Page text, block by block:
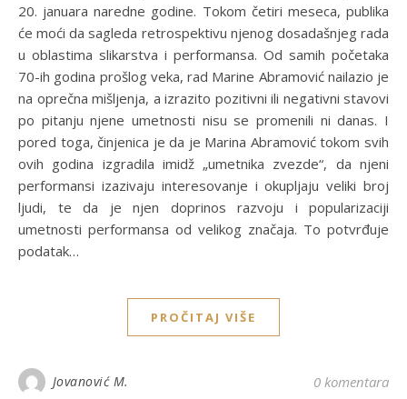
20. januara naredne godine. Tokom četiri meseca, publika
će moći da sagleda retrospektivu njenog dosadašnjeg rada
u oblastima slikarstva i performansa. Od samih početaka
70-ih godina prošlog veka, rad Marine Abramović nailazio je
na oprečna mišljenja, a izrazito pozitivni ili negativni stavovi
po pitanju njene umetnosti nisu se promenili ni danas. I
pored toga, činjenica je da je Marina Abramović tokom svih
ovih godina izgradila imidž „umetnika zvezde“, da njeni
performansi izazivaju interesovanje i okupljaju veliki broj
ljudi, te da je njen doprinos razvoju i popularizaciji
umetnosti performansa od velikog značaja. To potvrđuje
podatak…
PROČITAJ VIŠE
Jovanović M. 0 komentara